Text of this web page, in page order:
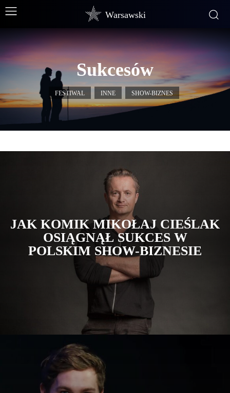
Warsawski
Sukcesów
FESTIWAL INNE SHOW-BIZNES
JAK KOMIK MIKOŁAJ CIEŚLAK
OSIĄGNĄŁ SUKCES W
POLSKIM SHOW-BIZNESIE